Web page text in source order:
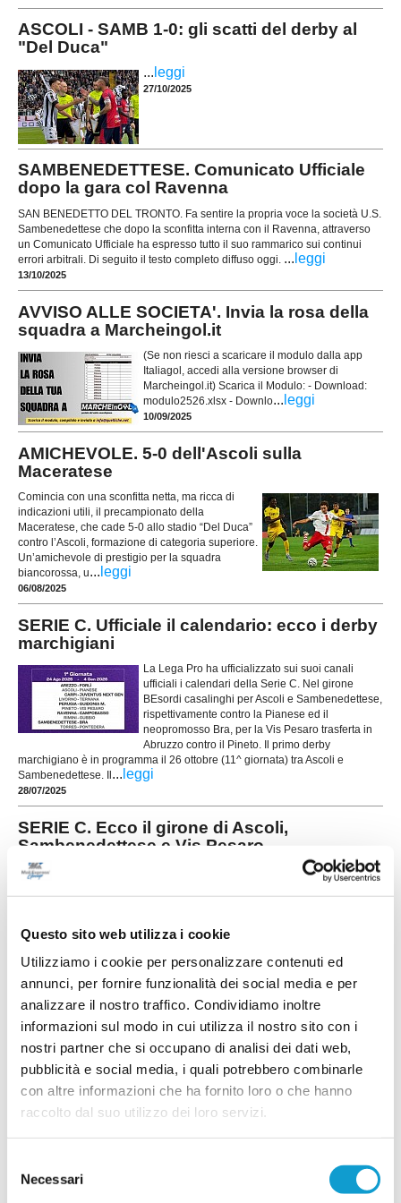
Questo sito web utilizza i cookie
Utilizziamo i cookie per personalizzare contenuti ed
annunci, per fornire funzionalità dei social media e per
analizzare il nostro traffico. Condividiamo inoltre
informazioni sul modo in cui utilizza il nostro sito con i
nostri partner che si occupano di analisi dei dati web,
pubblicità e social media, i quali potrebbero combinarle
con altre informazioni che ha fornito loro o che hanno
raccolto dal suo utilizzo dei loro servizi.
delNecessari
ASCOLI - SAMB 1-0: gli scatti del derby al
"Del Duca"
... leggi
27/10/2025
SAMBENEDETTESE. Comunicato Ufficiale
dopo la gara col Ravenna
SAN BENEDETTO DEL TRONTO. Fa sentire la propria voce la società U.S.
Sambenedettese che dopo la sconfitta interna con il Ravenna, attraverso
un Comunicato Ufficiale ha espresso tutto il suo rammarico sui continui
errori arbitrali. Di seguito il testo completo diffuso oggi. ... leggi
13/10/2025
AVVISO ALLE SOCIETA'. Invia la rosa della
squadra a Marcheingol.it
(Se non riesci a scaricare il modulo dalla app
Italiagol, accedi alla versione browser di
Marcheingol.it) Scarica il Modulo: - Download:
modulo2526.xlsx - Downlo... leggi
10/09/2025
AMICHEVOLE. 5-0 dell'Ascoli sulla
Maceratese
Comincia con una sconfitta netta, ma ricca di
indicazioni utili, il precampionato della
Maceratese, che cade 5-0 allo stadio “Del Duca”
contro l’Ascoli, formazione di categoria superiore.
Un’amichevole di prestigio per la squadra
biancorossa, u... leggi
06/08/2025
SERIE C. Ufficiale il calendario: ecco i derby
marchigiani
La Lega Pro ha ufficializzato sui suoi canali
ufficiali i calendari della Serie C. Nel girone
BEsordi casalinghi per Ascoli e Sambenedettese,
rispettivamente contro la Pianese ed il
neopromosso Bra, per la Vis Pesaro trasferta in
Abruzzo contro il Pineto. Il primo derby
marchigiano è in programma il 26 ottobre (11^ giornata) tra Ascoli e
Sambenedettese. Il ... leggi
28/07/2025
SERIE C. Ecco il girone di Ascoli,
Sambenedettese e Vis Pesaro
La Lega Pro ha ufficializzato i gironi della Serie C 2025-2026. Marchigiane
confermate come sempre nel girone B: Ascoli, Vis Pesaro e la promossa
25/07/2025
VALERIO BALDUCCI. Un attaccante 2009 in
ritiro con l'Ascoli Calcio
ASCOLI PICENO. Sicuramente non erano
infondate le voci che riportammo qualche tempo
fa su questo portale, che davano il giovane
attaccante Valerio Balducci (foto) come uno di
migliori prospetti delle giovanili dell’Ascoli
Calcio. Il ragazzo si è messo in luce in stagione
qualità...leggi
VIS PESARO. Mister Stellone prolunga fino
al 2030